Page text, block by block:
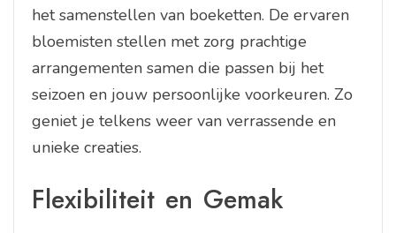
het samenstellen van boeketten. De ervaren
bloemisten stellen met zorg prachtige
arrangementen samen die passen bij het
seizoen en jouw persoonlijke voorkeuren. Zo
geniet je telkens weer van verrassende en
unieke creaties.
Flexibiliteit en Gemak